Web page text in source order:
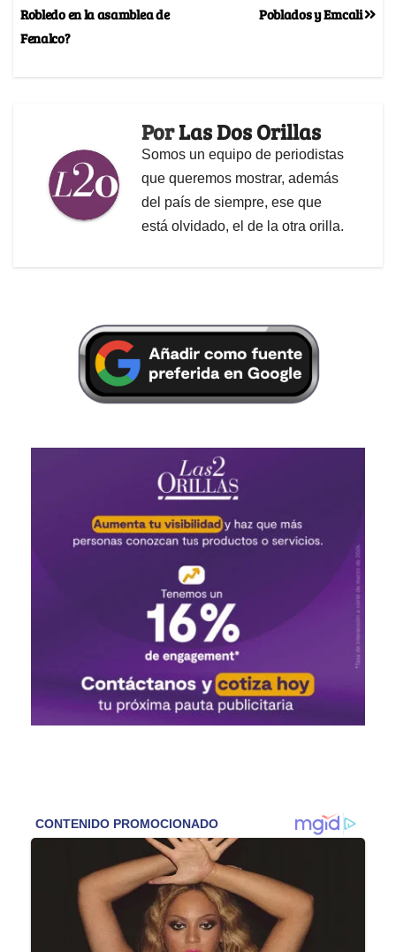
Poblados y Emcali
Robledo en la asamblea de
Fenalco?
PorLas Dos Orillas
Somos un equipo de periodistas
que queremos mostrar, además
del país de siempre, ese que
está olvidado, el de la otra orilla.